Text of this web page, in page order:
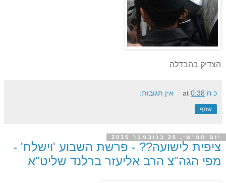
הצדיק בהבדלה
כ ח at 0:38 אין תגובות:
שתף
יום חמישי, 26 בנובמבר 2015
ציפית לישועה?? - פרשת השבוע 'וישלח' -
מפי הגה"צ הרב אליעזר ברלנד שליט"א